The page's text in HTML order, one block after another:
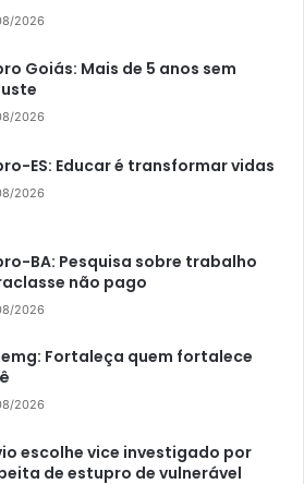
2026
Goiás: Mais de 5 anos sem
2026
ES: Educar é transformar vidas
2026
BA: Pesquisa sobre trabalho
não pago
2026
Fortaleça quem fortalece
2026
escolhe vice investigado por
de estupro de vulnerável